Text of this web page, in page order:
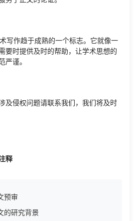
写作趋于成熟的一个标志。它就像一
要时提供及时的帮助，让学术思想的
严谨。
及侵权问题请联系我们，我们将及时
释
预审
的研究背景